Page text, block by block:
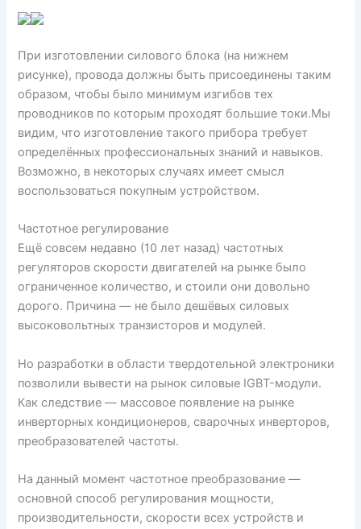
При изготовлении силового блока (на нижнем
рисунке), провода должны быть присоединены таким
образом, чтобы было минимум изгибов тех
проводников по которым проходят большие токи.Мы
видим, что изготовление такого прибора требует
определённых профессиональных знаний и навыков.
Возможно, в некоторых случаях имеет смысл
воспользоваться покупным устройством.
Частотное регулирование
Ещё совсем недавно (10 лет назад) частотных
регуляторов скорости двигателей на рынке было
ограниченное количество, и стоили они довольно
дорого. Причина — не было дешёвых силовых
высоковольтных транзисторов и модулей.
Но разработки в области твердотельной электроники
позволили вывести на рынок силовые IGBT-модули.
Как следствие — массовое появление на рынке
инверторных кондиционеров, сварочных инверторов,
преобразователей частоты.
На данный момент частотное преобразование —
основной способ регулирования мощности,
производительности, скорости всех устройств и